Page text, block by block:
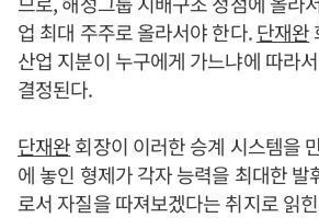
업 최대 주주로 올라서야 한다.단재완
산업 지분이 누구에게 가느냐에 따라
결정된다.
단재완회장이 이러한 승계 시스템을
에 놓인 형제가 각자 능력을 최대한 발
로서 자질을 따져보겠다는 취지로 읽